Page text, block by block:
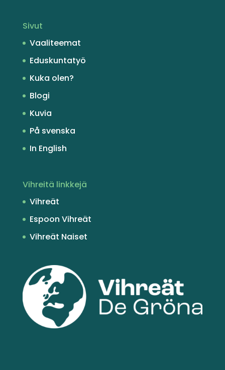
Sivut
Vaaliteemat
Eduskuntatyö
Kuka olen?
Blogi
Kuvia
På svenska
In English
Vihreitä linkkejä
Vihreät
Espoon Vihreät
Vihreät Naiset